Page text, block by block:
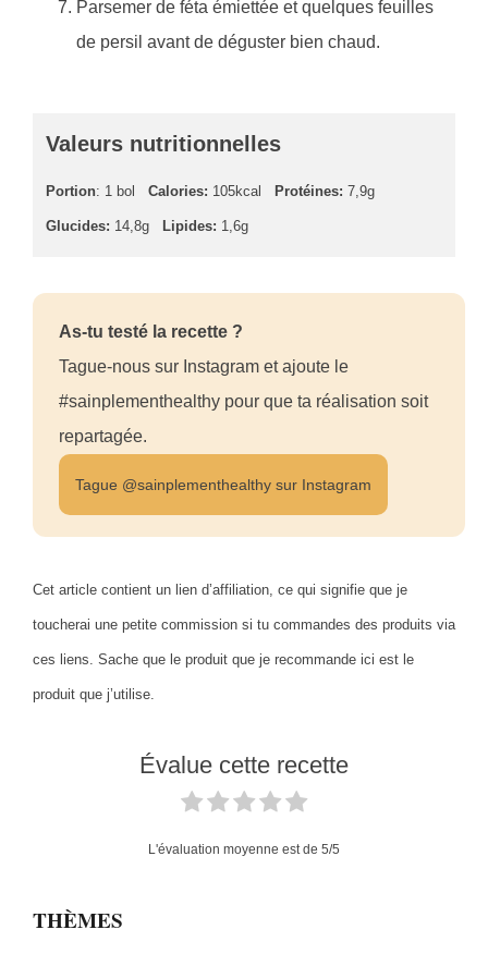
Parsemer de féta émiettée et quelques feuilles
de persil avant de déguster bien chaud.
Valeurs nutritionnelles
Portion: 1 bol Calories: 105kcal Protéines: 7,9g
Glucides: 14,8g Lipides: 1,6g
As-tu testé la recette ?
Tague-nous sur Instagram et ajoute le
#sainplementhealthy pour que ta réalisation soit
repartagée.
Tague @sainplementhealthy sur Instagram
Cet article contient un lien d’affiliation, ce qui signifie que je
toucherai une petite commission si tu commandes des produits via
ces liens. Sache que le produit que je recommande ici est le
produit que j’utilise.
Évalue cette recette
L'évaluation moyenne est de 5/5
THÈMES